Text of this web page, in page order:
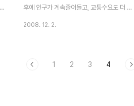
교통수단이다. 정시성을 확보할..
후에 인구가 계속줄어들고, 교통수요도 더 이
었고, 11일에는 도민공청회를 개최하였다고
2008. 12. 2.
1 2 3 4